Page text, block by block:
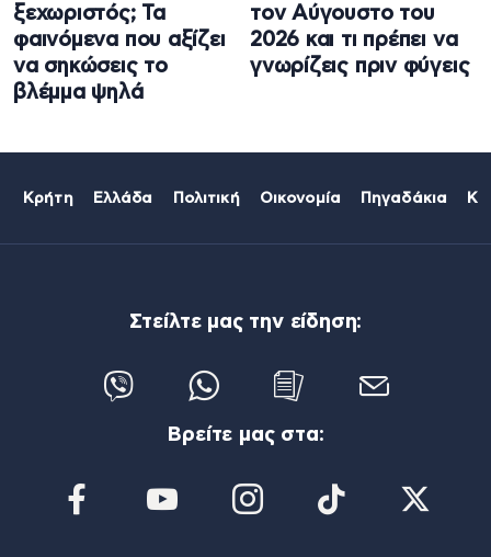
ξεχωριστός; Τα
φαινόμενα που αξίζει
να σηκώσεις το
βλέμμα ψηλά
τον Αύγουστο του
2026 και τι πρέπει να
γνωρίζεις πριν φύγεις
Κρήτη Ελλάδα Πολιτική Οικονομία Πηγαδάκια
Στείλτε μας την είδηση:
Βρείτε μας στα: